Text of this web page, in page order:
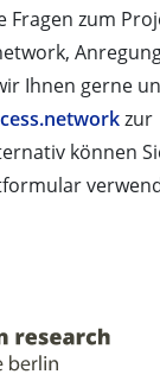
Fragen zum
Ihnen gerne
zur
können